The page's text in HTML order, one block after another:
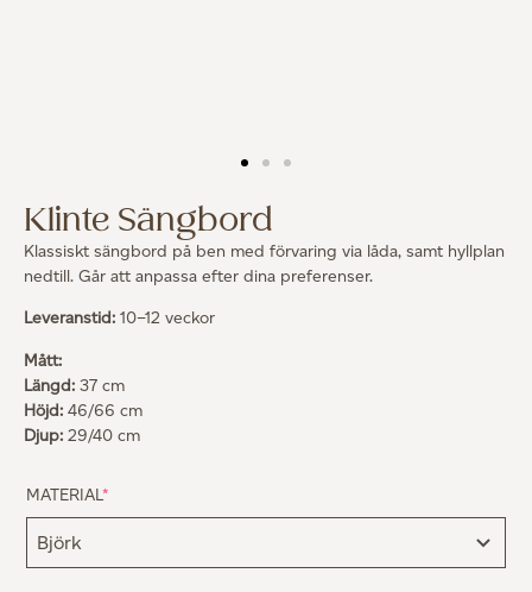
Klinte Sängbord
Klassiskt sängbord på ben med förvaring via låda, samt hyllplan
nedtill. Går att anpassa efter dina preferenser.
Leveranstid: 10–12 veckor
Mått:
Längd: 37 cm
Höjd: 46/66 cm
Djup: 29/40 cm
MATERIAL*